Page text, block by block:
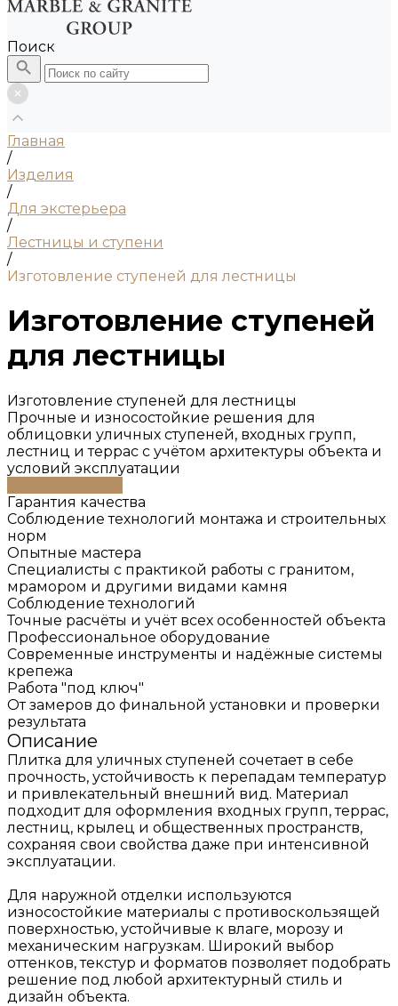
Поиск
Главная
/
Изделия
/
Для экстерьера
/
Лестницы и ступени
/
Изготовление ступеней для лестницы
Изготовление ступеней
для лестницы
Изготовление ступеней для лестницы
Прочные и износостойкие решения для
облицовки уличных ступеней, входных групп,
лестниц и террас с учётом архитектуры объекта и
условий эксплуатации
Гарантия качества
Соблюдение технологий монтажа и строительных
норм
Опытные мастера
Специалисты с практикой работы с гранитом,
мрамором и другими видами камня
Соблюдение технологий
Точные расчёты и учёт всех особенностей объекта
Профессиональное оборудование
Современные инструменты и надёжные системы
крепежа
Работа "под ключ"
От замеров до финальной установки и проверки
результата
Описание
Плитка для уличных ступеней сочетает в себе
прочность, устойчивость к перепадам температур
и привлекательный внешний вид. Материал
подходит для оформления входных групп, террас,
лестниц, крылец и общественных пространств,
сохраняя свои свойства даже при интенсивной
эксплуатации.
Для наружной отделки используются
износостойкие материалы с противоскользящей
поверхностью, устойчивые к влаге, морозу и
механическим нагрузкам. Широкий выбор
оттенков, текстур и форматов позволяет подобрать
решение под любой архитектурный стиль и
дизайн объекта.